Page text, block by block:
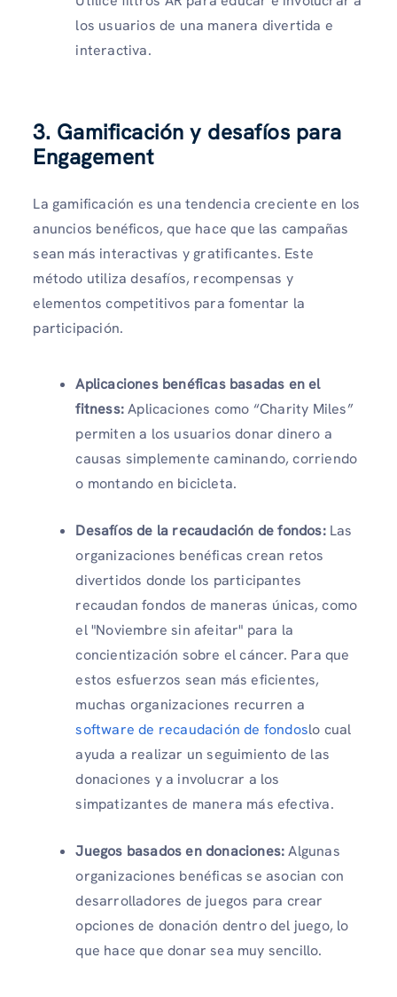
los usuarios de una manera divertida e
interactiva.
3. Gamificación y desafíos para
Engagement
La gamificación es una tendencia creciente en los
anuncios benéficos, que hace que las campañas
sean más interactivas y gratificantes. Este
método utiliza desafíos, recompensas y
elementos competitivos para fomentar la
participación.
Aplicaciones benéficas basadas en el
fitness:Aplicaciones como “Charity Miles”
permiten a los usuarios donar dinero a
causas simplemente caminando, corriendo
o montando en bicicleta.
Desafíos de la recaudación de fondos:Las
organizaciones benéficas crean retos
divertidos donde los participantes
recaudan fondos de maneras únicas, como
el "Noviembre sin afeitar" para la
concientización sobre el cáncer. Para que
estos esfuerzos sean más eficientes,
muchas organizaciones recurren a
software de recaudación de fondoslo cual
ayuda a realizar un seguimiento de las
donaciones y a involucrar a los
simpatizantes de manera más efectiva.
Juegos basados ​​en donaciones:Algunas
organizaciones benéficas se asocian con
desarrolladores de juegos para crear
opciones de donación dentro del juego, lo
que hace que donar sea muy sencillo.